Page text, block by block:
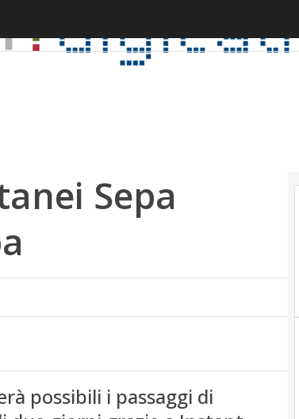
Sepa
possibili i passaggi di